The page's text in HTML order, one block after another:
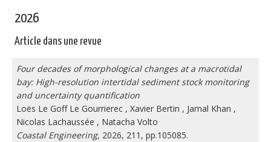
2026
Article dans une revue
Four decades of morphological changes at a macrotidal
bay: High-resolution intertidal sediment stock monitoring
and uncertainty quantification
Loës Le Goff Le Gourrierec , Xavier Bertin , Jamal Khan ,
Nicolas Lachaussée , Natacha Volto
Coastal Engineering, 2026, 211, pp.105085.